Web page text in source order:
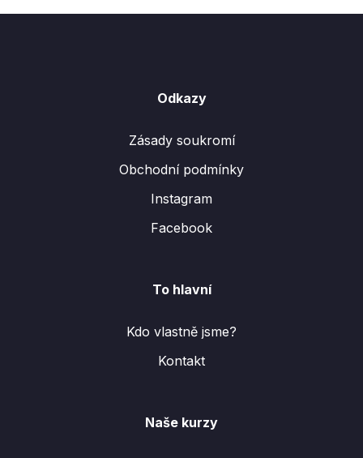
Odkazy
Zásady soukromí
Obchodní podmínky
Instagram
Facebook
To hlavní
Kdo vlastně jsme?
Kontakt
Naše kurzy